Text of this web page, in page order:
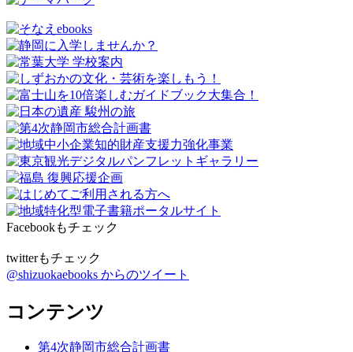
Facebookもチェック
twitterもチェック
@shizuokaebooks からのツイート
コンテンツ
第4次静岡市総合計画書